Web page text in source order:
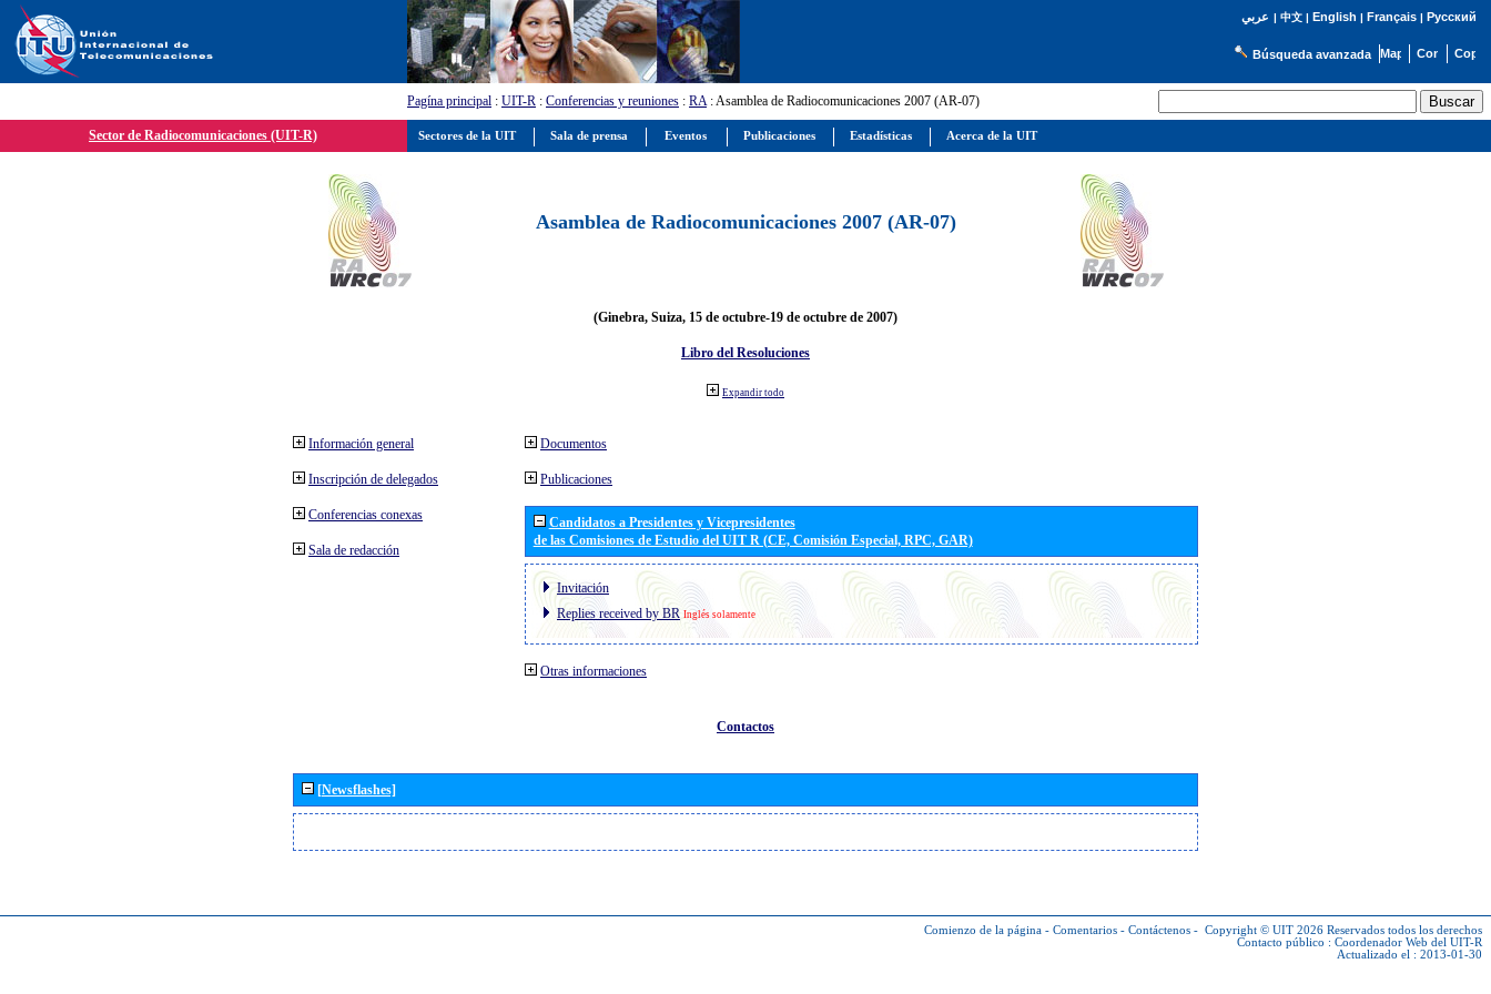
عربي | 中文| English | Français| Русский
Búsqueda avanzada
Pagína principal : UIT-R : Conferencias y reuniones : RA: Asamblea de Radiocomunicaciones 2007 (AR-07)
Sector de Radiocomunicaciones (UIT-R)
Asamblea de Radiocomunicaciones 2007 (AR-07)
(Ginebra, Suiza, 15 de octubre-19 de octubre de 2007)
Libro del Resoluciones
Expandir todo
Información general
Inscripción de delegados
Conferencias conexas
Sala de redacción
Documentos
Publicaciones
Candidatos a Presidentes y Vicepresidentes
de las Comisiones de Estudio del UIT R (CE, Comisión Especial, RPC, GAR)
Invitación
Replies received by BR Inglés solamente
Otras informaciones
Contactos
[Newsflashes]
Comienzo de la página - Comentarios - Contáctenos - Copyright © UIT 2026 Reservados todos los derechos
Contacto público : Coordenador Web del UIT-R
Actualizado el : 2013-01-30
Sectores de la UIT Sala de prensa Eventos Publicaciones Estadísticas Acerca de la UIT